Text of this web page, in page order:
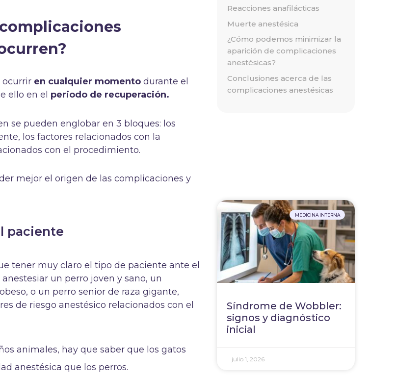
ocurrir en cualquier momento durante el
ello en el periodo de recuperación.
se pueden englobar en 3 bloques: los
los factores relacionados con la
con el procedimiento.
mejor el origen de las complicaciones y
paciente
tener muy claro el tipo de paciente ante el
un perro joven y sano, un
o un perro senior de raza gigante,
de riesgo anestésico relacionados con el
animales, hay que saber que los gatos
anestésica que los perros.
Reacciones anafilácticas
Muerte anestésica
¿Cómo podemos minimizar la
aparición de complicaciones
anestésicas?
Conclusiones acerca de las
complicaciones anestésicas
MEDICINA INTERNA
Síndrome de Wobbler:
signos y diagnóstico
inicial
julio 1, 2026